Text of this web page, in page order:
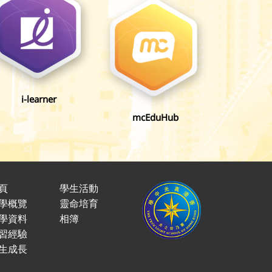
i-learner
mcEduHub
e-
概覽
資料
經驗
成長
學生活動
靈命培育
相簿